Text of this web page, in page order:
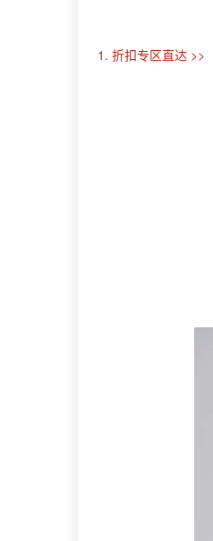
1. 折扣专区直达 >>